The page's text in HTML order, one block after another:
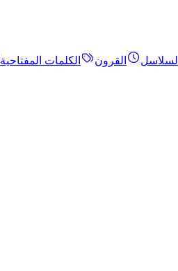
السلاسل القرون الكلمات المفتاحية